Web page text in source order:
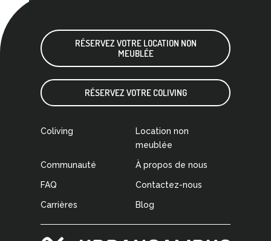
RÉSERVEZ VOTRE LOCATION NON
MEUBLÉE
RÉSERVEZ VOTRE COLIVING
Coliving
Location non
meublée
Communauté À propos de nous
FAQ Contactez-nous
Carrières Blog